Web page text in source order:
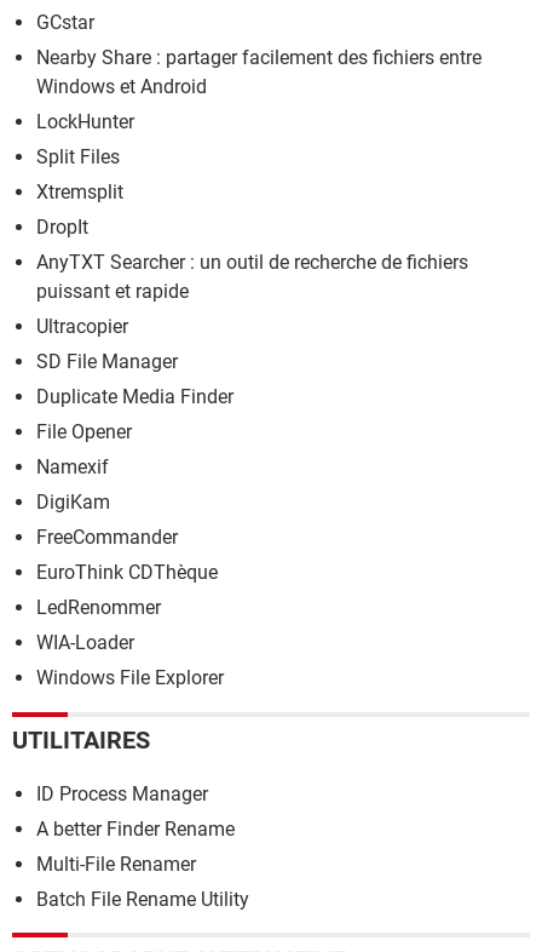
GCstar
Nearby Share : partager facilement des fichiers entre
Windows et Android
LockHunter
Split Files
Xtremsplit
DropIt
AnyTXT Searcher : un outil de recherche de fichiers
puissant et rapide
Ultracopier
SD File Manager
Duplicate Media Finder
File Opener
Namexif
DigiKam
FreeCommander
EuroThink CDThèque
LedRenommer
WIA-Loader
Windows File Explorer
UTILITAIRES
ID Process Manager
A better Finder Rename
Multi-File Renamer
Batch File Rename Utility